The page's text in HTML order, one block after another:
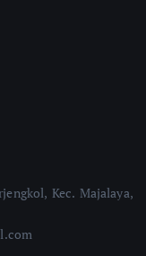
Kec. Majalaya,